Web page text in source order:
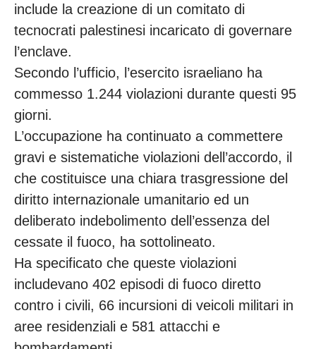
include la creazione di un comitato di
tecnocrati palestinesi incaricato di governare
l’enclave.
Secondo l’ufficio, l’esercito israeliano ha
commesso 1.244 violazioni durante questi 95
giorni.
L’occupazione ha continuato a commettere
gravi e sistematiche violazioni dell’accordo, il
che costituisce una chiara trasgressione del
diritto internazionale umanitario ed un
deliberato indebolimento dell’essenza del
cessate il fuoco, ha sottolineato.
Ha specificato che queste violazioni
includevano 402 episodi di fuoco diretto
contro i civili, 66 incursioni di veicoli militari in
aree residenziali e 581 attacchi e